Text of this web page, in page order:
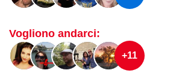
Vogliono andarci:
+11